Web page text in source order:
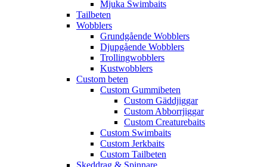
Mjuka Swimbaits
Tailbeten
Wobblers
Grundgående Wobblers
Djupgående Wobblers
Trollingwobblers
Kustwobblers
Custom beten
Custom Gummibeten
Custom Gäddjiggar
Custom Abborrjiggar
Custom Creaturebaits
Custom Swimbaits
Custom Jerkbaits
Custom Tailbeten
Skeddrag & Spinnare